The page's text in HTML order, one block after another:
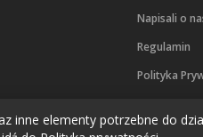
Napisali o
Regulamin
Polityka
inne elementy potrzebne do